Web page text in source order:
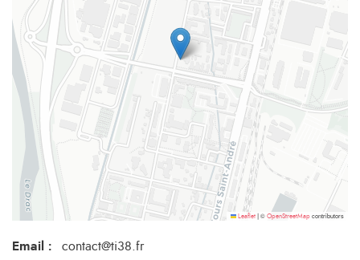
Leaflet © OpenStreetMap contributors
Email : contact@ti38.fr